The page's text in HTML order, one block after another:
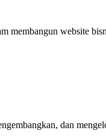
membangun website
dan